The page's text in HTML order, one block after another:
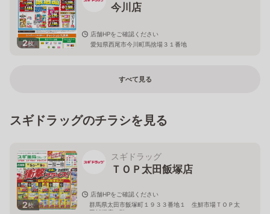
2枚
今川店
店舗HPをご確認ください
愛知県西尾市今川町馬捨場３１番地
すべて見る
スギドラッグのチラシを見る
2枚
スギドラッグ
ＴＯＰ太田飯塚店
店舗HPをご確認ください
群馬県太田市飯塚町１９３３番地１ 生鮮市場ＴＯＰ太
田飯塚店１階